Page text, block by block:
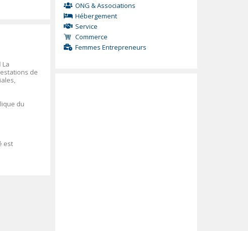
La
de
du
est
ONG & Associations
Hébergement
Service
Commerce
Femmes Entrepreneurs